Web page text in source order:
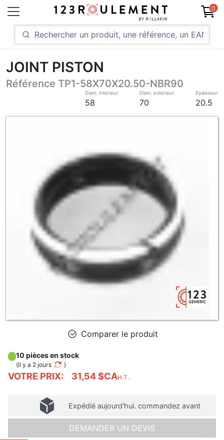
0
JOINT PISTON
Référence TP1-58X70X20.50-NBR90
Diam. intérieur
58
Diam. extérieur
70
Epaisseur
20.5
Comparer le produit
VOTRE PRIX: 31,54 $CAH.T.
10 pièces en stock
(il y a 2 jours )
Expédié aujourd'hui. commandez avant
DEMANDER UN DEVIS